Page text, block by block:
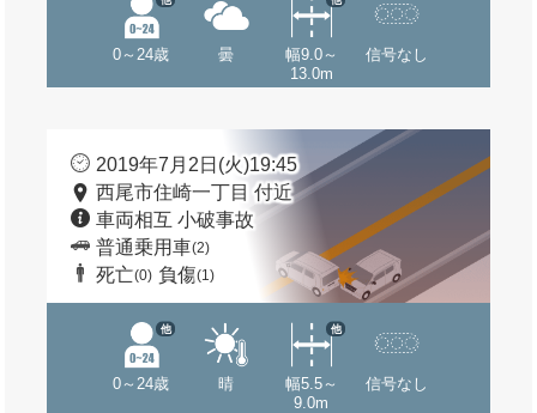
0～24歳 曇
幅9.0～
13.0m
信号なし
2019年7月2日(火)19:45
西尾市住崎一丁目 付近
車両相互 小破事故
普通乗用車(2)
死亡(0) 負傷(1)
0～24歳
他
晴
幅5.5～
9.0m
他
信号なし